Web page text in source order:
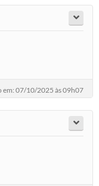
em: 07/10/2025 às 09h07